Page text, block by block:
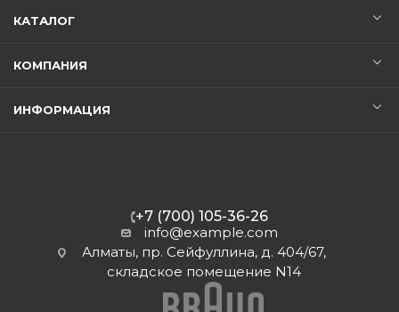
КАТАЛОГ
КОМПАНИЯ
ИНФОРМАЦИЯ
+7 (700) 105-36-26
info@example.com
Алматы, пр. Сейфуллина, д. 404/67,
складское помещение N14